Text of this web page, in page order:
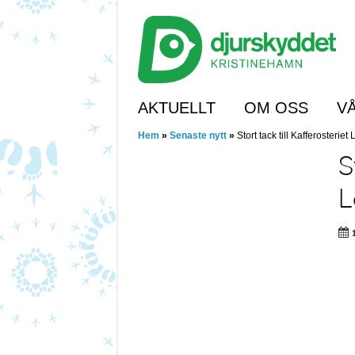
Skip
to
Skip to content
AKTUELLT OM OSS
Hem » Senaste nytt » Stort tack till Kafferosteriet